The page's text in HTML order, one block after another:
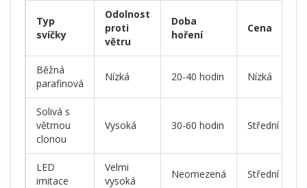
Typ
svíčky
Odolnost
proti
větru
Doba
hoření
Cena
Běžná
parafinová
Nízká 20-40 hodin Nízká
Solivá s
větrnou
clonou
Vysoká 30-60 hodin Střední
LED
imitace
Velmi
vysoká
Neomezená Střední